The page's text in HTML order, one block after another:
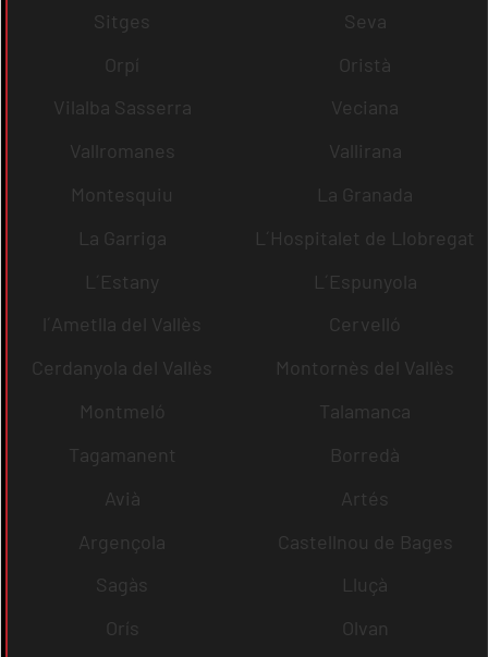
Sitges
Seva
Orpí
Oristà
Vilalba Sasserra
Veciana
Vallromanes
Vallirana
Montesquiu
La Granada
La Garriga
L´Hospitalet de Llobregat
L´Estany
L´Espunyola
l´Ametlla del Vallès
Cervelló
Cerdanyola del Vallès
Montornès del Vallès
Montmeló
Talamanca
Tagamanent
Borredà
Avià
Artés
Argençola
Castellnou de Bages
Sagàs
Lluçà
Orís
Olvan